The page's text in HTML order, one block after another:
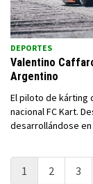
DEPORTES
Valentino
Argentino
El piloto de kárting
nacional FC Kart.
desarrollándose
1 2 3